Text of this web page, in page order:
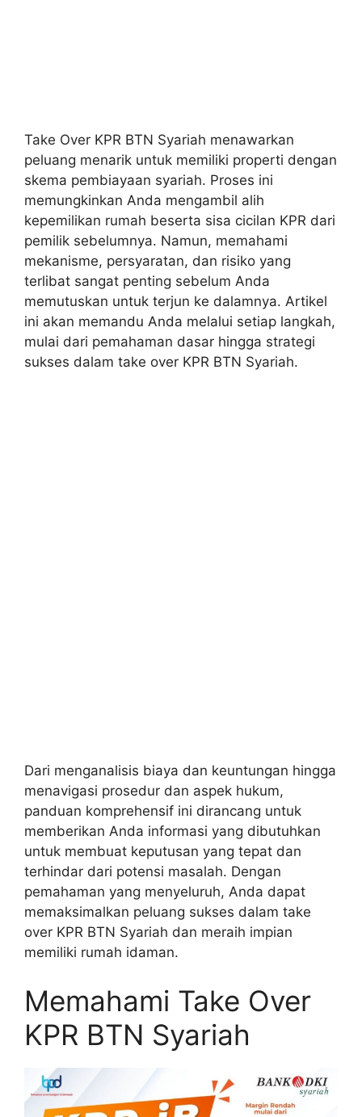
Take Over KPR BTN Syariah menawarkan
peluang menarik untuk memiliki properti dengan
skema pembiayaan syariah. Proses ini
memungkinkan Anda mengambil alih
kepemilikan rumah beserta sisa cicilan KPR dari
pemilik sebelumnya. Namun, memahami
mekanisme, persyaratan, dan risiko yang
terlibat sangat penting sebelum Anda
memutuskan untuk terjun ke dalamnya. Artikel
ini akan memandu Anda melalui setiap langkah,
mulai dari pemahaman dasar hingga strategi
sukses dalam take over KPR BTN Syariah.
Dari menganalisis biaya dan keuntungan hingga
menavigasi prosedur dan aspek hukum,
panduan komprehensif ini dirancang untuk
memberikan Anda informasi yang dibutuhkan
untuk membuat keputusan yang tepat dan
terhindar dari potensi masalah. Dengan
pemahaman yang menyeluruh, Anda dapat
memaksimalkan peluang sukses dalam take
over KPR BTN Syariah dan meraih impian
memiliki rumah idaman.
Memahami Take Over
KPR BTN Syariah